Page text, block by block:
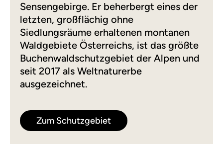
Sensengebirge. Er beherbergt eines der
letzten, großflächig ohne
Siedlungsräume erhaltenen montanen
Waldgebiete Österreichs, ist das größte
Buchenwaldschutzgebiet der Alpen und
seit 2017 als Weltnaturerbe
ausgezeichnet.
Zum Schutzgebiet